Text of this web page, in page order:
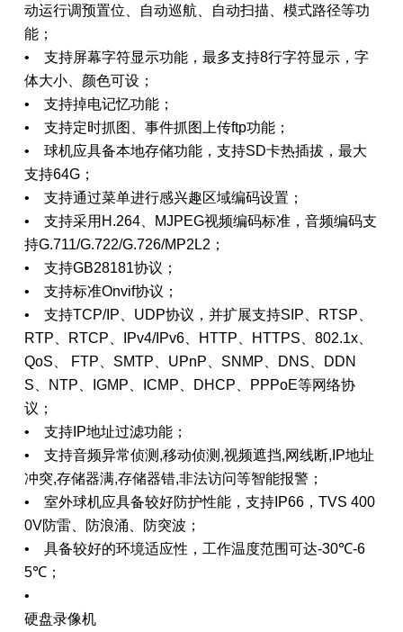
动运行调预置位、自动巡航、自动扫描、模式路径等功
能；
• 支持屏幕字符显示功能，最多支持8行字符显示，字
体大小、颜色可设；
• 支持掉电记忆功能；
• 支持定时抓图、事件抓图上传ftp功能；
• 球机应具备本地存储功能，支持SD卡热插拔，最大
支持64G；
• 支持通过菜单进行感兴趣区域编码设置；
• 支持采用H.264、MJPEG视频编码标准，音频编码支
持G.711/G.722/G.726/MP2L2；
• 支持GB28181协议；
• 支持标准Onvif协议；
• 支持TCP/IP、UDP协议，并扩展支持SIP、RTSP、
RTP、RTCP、IPv4/IPv6、HTTP、HTTPS、802.1x、
QoS、 FTP、SMTP、UPnP、SNMP、DNS、DDN
S、NTP、IGMP、ICMP、DHCP、PPPoE等网络协
议；
• 支持IP地址过滤功能；
• 支持音频异常侦测,移动侦测,视频遮挡,网线断,IP地址
冲突,存储器满,存储器错,非法访问等智能报警；
• 室外球机应具备较好防护性能，支持IP66，TVS 400
0V防雷、防浪涌、防突波；
• 具备较好的环境适应性，工作温度范围可达-30℃-6
5℃；
•
硬盘录像机